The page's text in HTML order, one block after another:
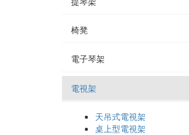
椅凳
電子琴架
電視架
天吊式電視架
桌上型電視架